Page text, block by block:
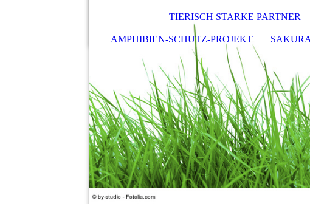
TIERISCH STARKE PARTNER
AMPHIBIEN-SCHUTZ-PROJEKT